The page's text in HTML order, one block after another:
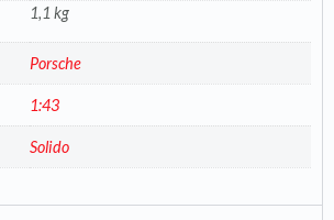
1,1 kg
Porsche
1:43
Solido